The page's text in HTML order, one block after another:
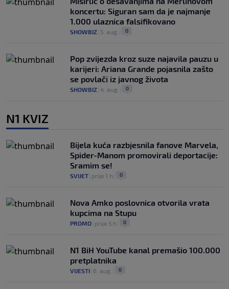
koncertu: Siguran sam da je najmanje
1.000 ulaznica falsifikovano
SHOWBIZ 5. aug. 0
Pop zvijezda kroz suze najavila pauzu u
karijeri: Ariana Grande pojasnila zašto
se povlači iz javnog života
SHOWBIZ 4. aug. 0
N1 KVIZ
Bijela kuća razbjesnila fanove Marvela,
Spider-Manom promovirali deportacije:
Sramim se!
SVIJET prije 1 h 0
Nova Amko poslovnica otvorila vrata
kupcima na Stupu
PROMO prije 5 h 0
N1 BiH YouTube kanal premašio 100.000
pretplatnika
VIJESTI 6. aug. 0